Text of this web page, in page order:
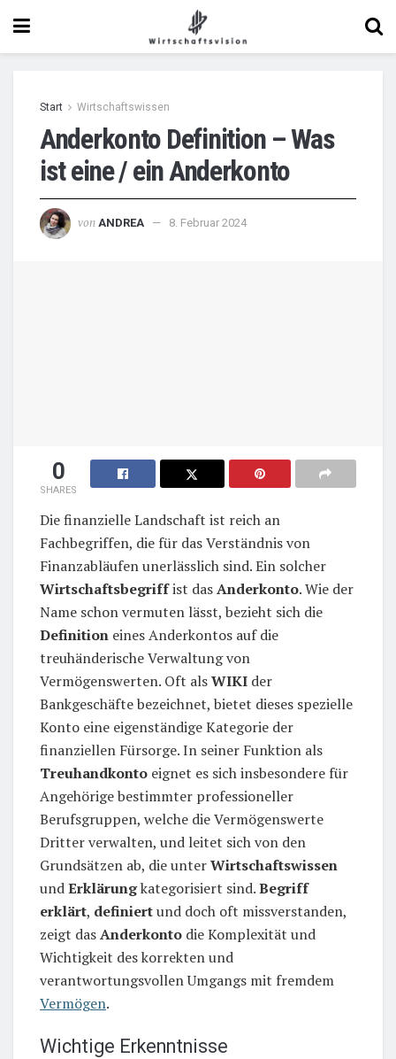
Start Wirtschaftswissen
Anderkonto Definition – Was
ist eine / ein Anderkonto
von ANDREA 8. Februar 2024
0
SHARES
Die finanzielle Landschaft ist reich an
Fachbegriffen, die für das Verständnis von
Finanzabläufen unerlässlich sind. Ein solcher
Wirtschaftsbegriffist dasAnderkonto. Wie der
Name schon vermuten lässt, bezieht sich die
Definition eines Anderkontos auf die
treuhänderische Verwaltung von
Vermögenswerten. Oft alsWIKI der
Bankgeschäfte bezeichnet, bietet dieses spezielle
Konto eine eigenständige Kategorie der
finanziellen Fürsorge. In seiner Funktion als
Treuhandkonto eignet es sich insbesondere für
Angehörige bestimmter professioneller
Berufsgruppen, welche die Vermögenswerte
Dritter verwalten, und leitet sich von den
Grundsätzen ab, die unterWirtschaftswissen
undErklärungkategorisiert sind.Begriff
erklärt, definiertund doch oft missverstanden,
zeigt dasAnderkonto die Komplexität und
Wichtigkeit des korrekten und
verantwortungsvollen Umgangs mit fremdem
Vermögen.
Wichtige Erkenntnisse